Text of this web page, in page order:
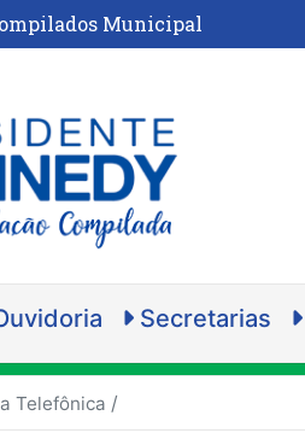
Municipal
Secretarias
Telefônica /